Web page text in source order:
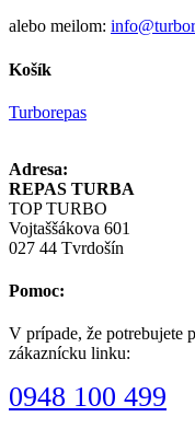
alebo meilom:
Košík
Turborepas
Adresa:
REPAS TURBA
TOP TURBO
Vojtaššákova 601
027 44 Tvrdošín
Pomoc:
V prípade, že potrebujete
zákaznícku linku:
0948 100 499